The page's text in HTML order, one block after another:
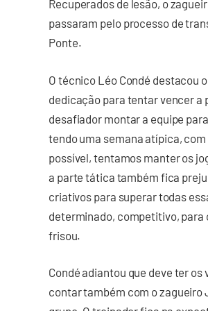
Recuperados de lesão, o
passaram pelo processo de
Ponte.
O técnico Léo Condé destacou
dedicação para tentar vencer a
desafiador montar a equipe
tendo uma semana atípica,
possível, tentamos manter os
a parte tática também fica
criativos para superar todas
determinado, competitivo, para
frisou.
Condé adiantou que deve ter
contar também com o zagueiro